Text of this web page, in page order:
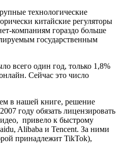
технологические
китайские регуляторы
компаниям гораздо больше
государственным
всего один год, только 1,8%
Сейчас это число
в нашей книге, решение
году обязать лицензировать
привело к быстрому
Alibaba и Tencent. За ними
принадлежит TikTok),